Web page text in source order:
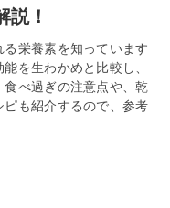
説！
る栄養素を知っています
を生わかめと比較し、
べ過ぎの注意点や、乾
も紹介するので、参考